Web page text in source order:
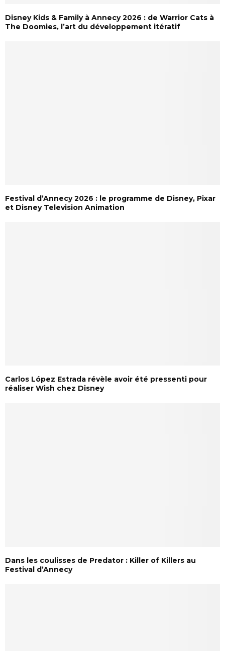
Disney Kids & Family à Annecy 2026 : de Warrior Cats à
The Doomies, l’art du développement itératif
Festival d’Annecy 2026 : le programme de Disney, Pixar
et Disney Television Animation
Carlos López Estrada révèle avoir été pressenti pour
réaliser Wish chez Disney
Dans les coulisses de Predator : Killer of Killers au
Festival d’Annecy